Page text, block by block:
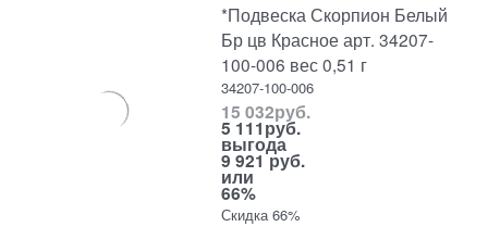
*Подвеска Скорпион Белый
Бр цв Красное арт. 34207-
100-006 вес 0,51 г
34207-100-006
15 032руб.
5 111руб.
выгода
9 921 руб.
или
66%
Скидка 66%